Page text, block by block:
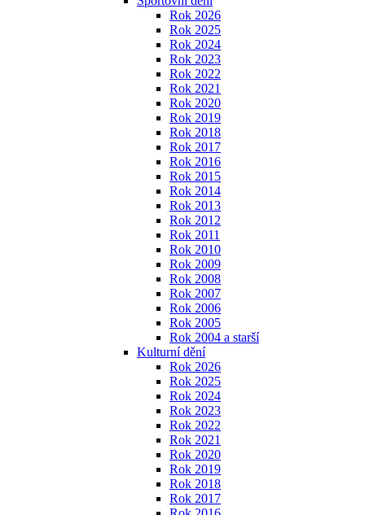
Rok 2026
Rok 2025
Rok 2024
Rok 2023
Rok 2022
Rok 2021
Rok 2020
Rok 2019
Rok 2018
Rok 2017
Rok 2016
Rok 2015
Rok 2014
Rok 2013
Rok 2012
Rok 2011
Rok 2010
Rok 2009
Rok 2008
Rok 2007
Rok 2006
Rok 2005
Rok 2004 a starší
Kulturní dění
Rok 2026
Rok 2025
Rok 2024
Rok 2023
Rok 2022
Rok 2021
Rok 2020
Rok 2019
Rok 2018
Rok 2017